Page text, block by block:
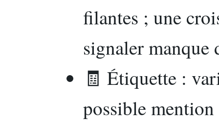
filantes ; une
signaler manque
🧾 Étiquette :
possible mention